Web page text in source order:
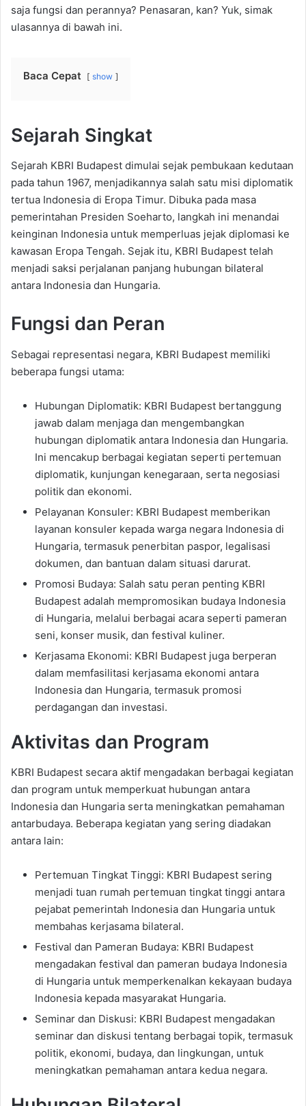
saja fungsi dan perannya? Penasaran, kan? Yuk, simak
ulasannya di bawah ini.
Baca Cepat show
Sejarah Singkat
Sejarah KBRI Budapest dimulai sejak pembukaan kedutaan
pada tahun 1967, menjadikannya salah satu misi diplomatik
tertua Indonesia di Eropa Timur. Dibuka pada masa
pemerintahan Presiden Soeharto, langkah ini menandai
keinginan Indonesia untuk memperluas jejak diplomasi ke
kawasan Eropa Tengah. Sejak itu, KBRI Budapest telah
menjadi saksi perjalanan panjang hubungan bilateral
antara Indonesia dan Hungaria.
Fungsi dan Peran
Sebagai representasi negara, KBRI Budapest memiliki
beberapa fungsi utama:
Hubungan Diplomatik: KBRI Budapest bertanggung
jawab dalam menjaga dan mengembangkan
hubungan diplomatik antara Indonesia dan Hungaria.
Ini mencakup berbagai kegiatan seperti pertemuan
diplomatik, kunjungan kenegaraan, serta negosiasi
politik dan ekonomi.
Pelayanan Konsuler: KBRI Budapest memberikan
layanan konsuler kepada warga negara Indonesia di
Hungaria, termasuk penerbitan paspor, legalisasi
dokumen, dan bantuan dalam situasi darurat.
Promosi Budaya: Salah satu peran penting KBRI
Budapest adalah mempromosikan budaya Indonesia
di Hungaria, melalui berbagai acara seperti pameran
seni, konser musik, dan festival kuliner.
Kerjasama Ekonomi: KBRI Budapest juga berperan
dalam memfasilitasi kerjasama ekonomi antara
Indonesia dan Hungaria, termasuk promosi
perdagangan dan investasi.
Aktivitas dan Program
KBRI Budapest secara aktif mengadakan berbagai kegiatan
dan program untuk memperkuat hubungan antara
Indonesia dan Hungaria serta meningkatkan pemahaman
antarbudaya. Beberapa kegiatan yang sering diadakan
antara lain:
Pertemuan Tingkat Tinggi: KBRI Budapest sering
menjadi tuan rumah pertemuan tingkat tinggi antara
pejabat pemerintah Indonesia dan Hungaria untuk
membahas kerjasama bilateral.
Festival dan Pameran Budaya: KBRI Budapest
mengadakan festival dan pameran budaya Indonesia
di Hungaria untuk memperkenalkan kekayaan budaya
Indonesia kepada masyarakat Hungaria.
Seminar dan Diskusi: KBRI Budapest mengadakan
seminar dan diskusi tentang berbagai topik, termasuk
politik, ekonomi, budaya, dan lingkungan, untuk
meningkatkan pemahaman antara kedua negara.